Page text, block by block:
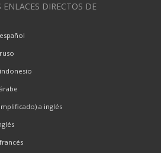
ENLACES DIRECTOS DE
a inglés